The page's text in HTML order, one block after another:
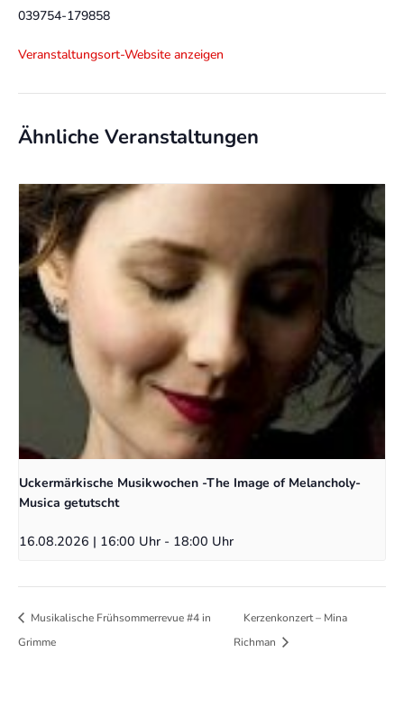
039754-179858
Veranstaltungsort-Website anzeigen
Ähnliche Veranstaltungen
Uckermärkische Musikwochen -The Image of Melancholy-
Musica getutscht
16.08.2026 | 16:00 Uhr - 18:00 Uhr
Musikalische Frühsommerrevue #4 in
Grimme
Kerzenkonzert – Mina
Richman